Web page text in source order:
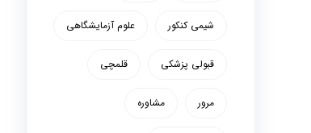
شیمی کنکور علوم آزمایشگاهی
قبولی پزشکی قلمچی
مرور مشاوره